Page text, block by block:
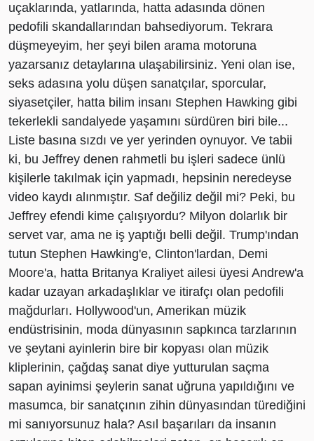
uçaklarında, yatlarında, hatta adasında dönen
pedofili skandallarından bahsediyorum. Tekrara
düşmeyeyim, her şeyi bilen arama motoruna
yazarsanız detaylarına ulaşabilirsiniz. Yeni olan ise,
seks adasına yolu düşen sanatçılar, sporcular,
siyasetçiler, hatta bilim insanı Stephen Hawking gibi
tekerlekli sandalyede yaşamını sürdüren biri bile...
Liste basına sızdı ve yer yerinden oynuyor. Ve tabii
ki, bu Jeffrey denen rahmetli bu işleri sadece ünlü
kişilerle takılmak için yapmadı, hepsinin neredeyse
video kaydı alınmıştır. Saf değiliz değil mi? Peki, bu
Jeffrey efendi kime çalışıyordu? Milyon dolarlık bir
servet var, ama ne iş yaptığı belli değil. Trump'ından
tutun Stephen Hawking'e, Clinton'lardan, Demi
Moore'a, hatta Britanya Kraliyet ailesi üyesi Andrew'a
kadar uzayan arkadaşlıklar ve itirafçı olan pedofili
mağdurları. Hollywood'un, Amerikan müzik
endüstrisinin, moda dünyasının sapkınca tarzlarının
ve şeytani ayinlerin bire bir kopyası olan müzik
kliplerinin, çağdaş sanat diye yutturulan saçma
sapan ayinimsi şeylerin sanat uğruna yapıldığını ve
masumca, bir sanatçının zihin dünyasından türediğini
mi sanıyorsunuz hala? Asıl başarıları da insanın